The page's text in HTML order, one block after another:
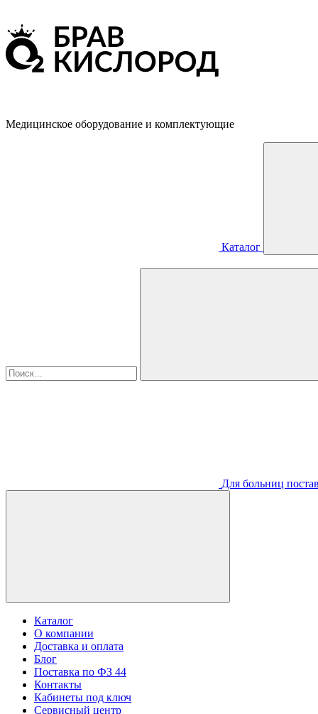
Медицинское оборудование и комплектующие
Каталог
Для больниц
Каталог
О компании
Доставка и оплата
Блог
Поставка по ФЗ 44
Контакты
Кабинеты под ключ
Сервисный центр